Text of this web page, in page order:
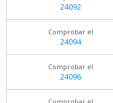
24092
Comprobar el
24094
Comprobar el
24096